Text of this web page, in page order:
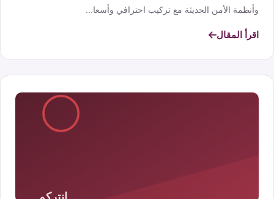
وأنظمة الأمن الحديثة مع تركيب احترافي وأسعا...
اقرأ المقال